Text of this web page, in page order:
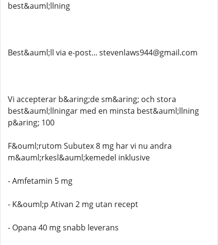
best&auml;llning
Best&auml;ll via e-post... stevenlaws944@gmail.com
Vi accepterar b&aring;de sm&aring; och stora
best&auml;llningar med en minsta best&auml;llning
p&aring; 100
F&ouml;rutom Subutex 8 mg har vi nu andra
m&auml;rkesl&auml;kemedel inklusive
- Amfetamin 5 mg
- K&ouml;p Ativan 2 mg utan recept
- Opana 40 mg snabb leverans